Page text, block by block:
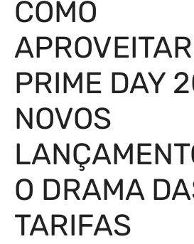
COMO
PRIME DAY
NOVOS
O DRAMA
TARIFAS